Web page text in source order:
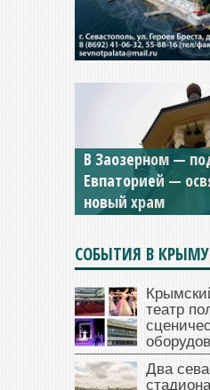
Мужской
и Дамиана в
открыт для
СОБЫТИЯ В КРЫМУ
театр
Два